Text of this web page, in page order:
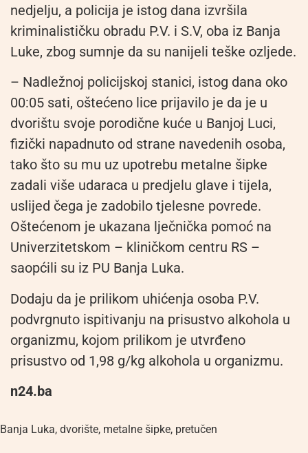
nedjelju, a policija je istog dana izvršila
kriminalističku obradu P.V. i S.V, oba iz Banja
Luke, zbog sumnje da su nanijeli teške ozljede.
– Nadležnoj policijskoj stanici, istog dana oko
00:05 sati, oštećeno lice prijavilo je da je u
dvorištu svoje porodične kuće u Banjoj Luci,
fizički napadnuto od strane navedenih osoba,
tako što su mu uz upotrebu metalne šipke
zadali više udaraca u predjelu glave i tijela,
uslijed čega je zadobilo tjelesne povrede.
Oštećenom je ukazana lječnička pomoć na
Univerzitetskom – kliničkom centru RS –
saopćili su iz PU Banja Luka.
Dodaju da je prilikom uhićenja osoba P.V.
podvrgnuto ispitivanju na prisustvo alkohola u
organizmu, kojom prilikom je utvrđeno
prisustvo od 1,98 g/kg alkohola u organizmu.
n24.ba
Banja Luka, dvorište, metalne šipke, pretučen